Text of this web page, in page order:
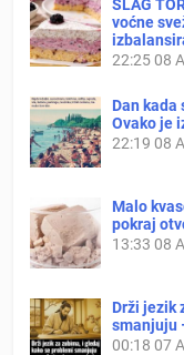
ŠLAG
voćne
22:2508
Dan kada
Ovako je
22:19 08
Malo
pokraj
13:33 08
Drži jezik
smanjuju
00:18 07